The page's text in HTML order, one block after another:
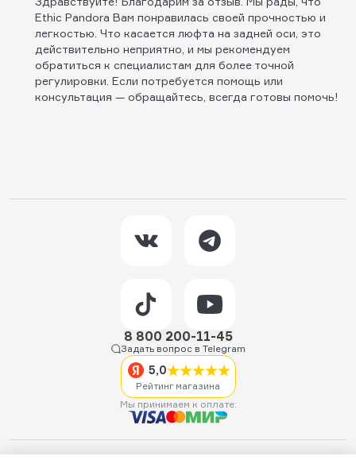
Ethic Pandora Вам понравилась своей прочностью и
легкостью. Что касается люфта на задней оси, это
действительно неприятно, и мы рекомендуем
обратиться к специалистам для более точной
регулировки. Если потребуется помощь или
консультация — обращайтесь, всегда готовы помочь!
8 800 200-11-45
Задать вопрос в Telegram
5,0
Рейтинг магазина
Мы принимаем к оплате: